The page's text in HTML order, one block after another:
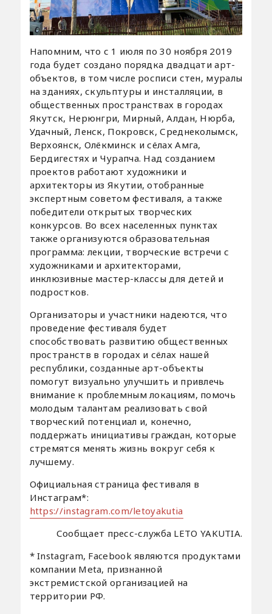
Напомним, что с 1 июля по 30 ноября 2019
года будет создано порядка двадцати арт-
объектов, в том числе росписи стен, муралы
на зданиях, скульптуры и инсталляции, в
общественных пространствах в городах
Якутск, Нерюнгри, Мирный, Алдан, Нюрба,
Удачный, Ленск, Покровск, Среднеколымск,
Верхоянск, Олёкминск и сёлах Амга,
Бердигестях и Чурапча. Над созданием
проектов работают художники и
архитекторы из Якутии, отобранные
экспертным советом фестиваля, а также
победители открытых творческих
конкурсов. Во всех населенных пунктах
также организуются образовательная
программа: лекции, творческие встречи с
художниками и архитекторами,
инклюзивные мастер-классы для детей и
подростков.
Организаторы и участники надеются, что
проведение фестиваля будет
способствовать развитию общественных
пространств в городах и сёлах нашей
республики, созданные арт-объекты
помогут визуально улучшить и привлечь
внимание к проблемным локациям, помочь
молодым талантам реализовать свой
творческий потенциал и, конечно,
поддержать инициативы граждан, которые
стремятся менять жизнь вокруг себя к
лучшему.
Официальная страница фестиваля в
Инстаграм*:
https://instagram.com/letoyakutia
Сообщает пресс-служба LETO YAKUTIA.
* Instagram, Facebook являются продуктами
компании Meta, признанной
экстремистской организацией на
территории РФ.